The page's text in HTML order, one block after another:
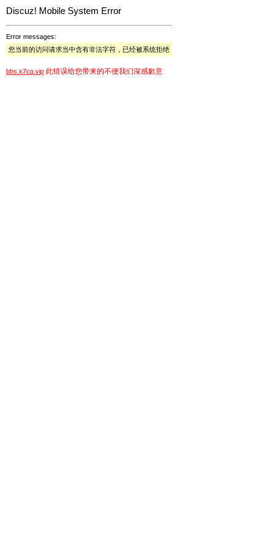
Discuz! Mobile System Error
Error messages:
您当前的访问请求当中含有非法字符，已经被系统拒绝
bbs.x7cq.vip 此错误给您带来的不便我们深感歉意